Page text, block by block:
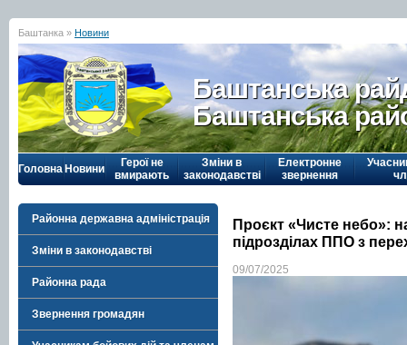
Баштанка » Новини
Баштанська
Баштанська
Головна Новини
Герої не
вмирають
Зміни в
законодавстві
Електронне
звернення
Районна державна адміністрація
Зміни в законодавстві
Районна рада
Звернення громадян
Проєкт «Чисте небо»:
підрозділах ППО з
09/07/2025